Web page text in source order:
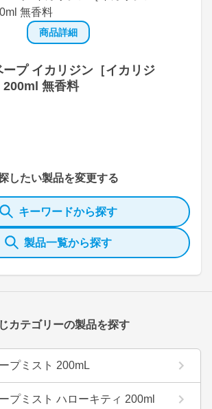
商品詳細
ープ イカリジン［イカリジ
200ml 無香料
したい製品を変更する
キーワードから探す
製品一覧から探す
カテゴリーの製品を探す
プミスト 200mL
プミスト ハローキティ 200ml